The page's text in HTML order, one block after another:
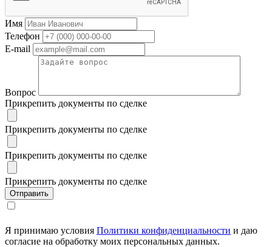
Имя
Телефон
E-mail
Вопрос
Прикрепить документы по сделке
Прикрепить документы по сделке
Прикрепить документы по сделке
Прикрепить документы по сделке
Я принимаю условия Политики конфиденциальности и даю
согласие на обработку моих персональных данных.